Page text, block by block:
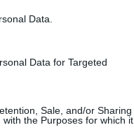
Data.
Data for Targeted
Sale, and/or Sharing
the Purposes for which it